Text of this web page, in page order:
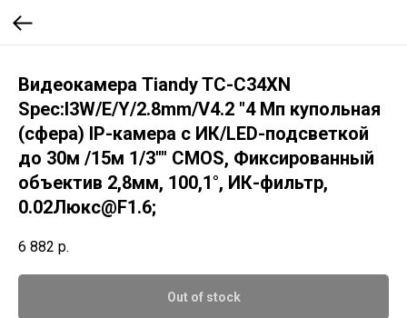
Видеокамера Tiandy TC-C34XN
Spec:I3W/E/Y/2.8mm/V4.2 "4 Мп купольная
(сфера) IP-камера с ИК/LED-подсветкой
до 30м /15м 1/3"" CMOS, Фиксированный
объектив 2,8мм, 100,1°, ИК-фильтр,
0.02Люкс@F1.6;
6 882 р.
Out of stock